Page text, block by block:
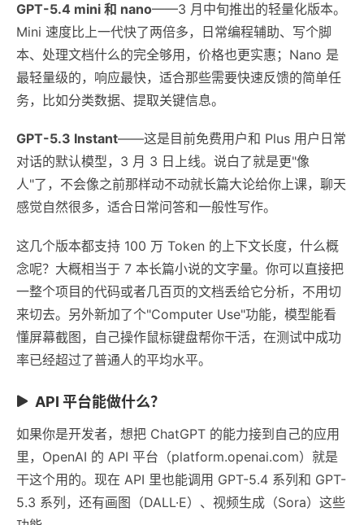
GPT-5.4 mini 和 nano——3 月中旬推出的轻量化版本。
Mini 速度比上一代快了两倍多，日常编程辅助、写个脚
本、处理文档什么的完全够用，价格也更实惠；Nano 是
最轻量级的，响应最快，适合那些需要快速反馈的简单任
务，比如分类数据、提取关键信息。
GPT-5.3 Instant——这是目前免费用户和 Plus 用户日常
对话的默认模型，3 月 3 日上线。说白了就是更"像
人"了，不会像之前那样动不动就长篇大论给你上课，聊天
感觉自然很多，适合日常问答和一般性写作。
这几个版本都支持 100 万 Token 的上下文长度，什么概
念呢？大概相当于 7 本长篇小说的文字量。你可以直接把
一整个项目的代码或者几百页的文档丢给它分析，不用切
来切去。另外新加了个"Computer Use"功能，模型能看
懂屏幕截图，自己操作鼠标键盘帮你干活，在测试中成功
率已经超过了普通人的平均水平。
API 平台能做什么？
如果你是开发者，想把 ChatGPT 的能力接到自己的应用
里，OpenAI 的 API 平台（platform.openai.com）就是
干这个用的。现在 API 里也能调用 GPT-5.4 系列和 GPT-
5.3 系列，还有画图（DALL·E）、视频生成（Sora）这些